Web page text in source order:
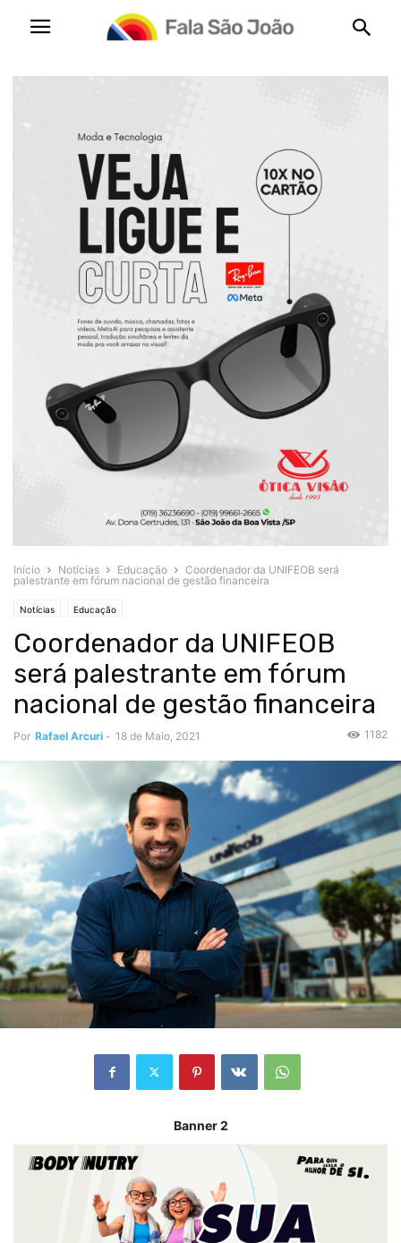
Início Notícias Educação
Coordenador da UNIFEOB será
palestrante em fórum nacional de gestão financeira
Notícias Educação
Coordenador da UNIFEOB
será palestrante em fórum
nacional de gestão financeira
Por Rafael Arcuri - 18 de Maio, 2021 1182
Banner 2